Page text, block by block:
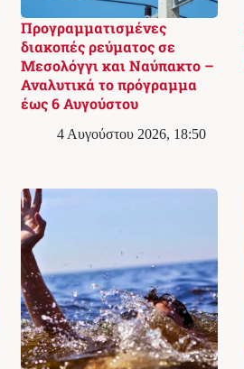
Προγραμματισμένες
διακοπές ρεύματος σε
Μεσολόγγι και Ναύπακτο –
Αναλυτικά το πρόγραμμα
έως 6 Αυγούστου
4 Αυγούστου 2026, 18:50